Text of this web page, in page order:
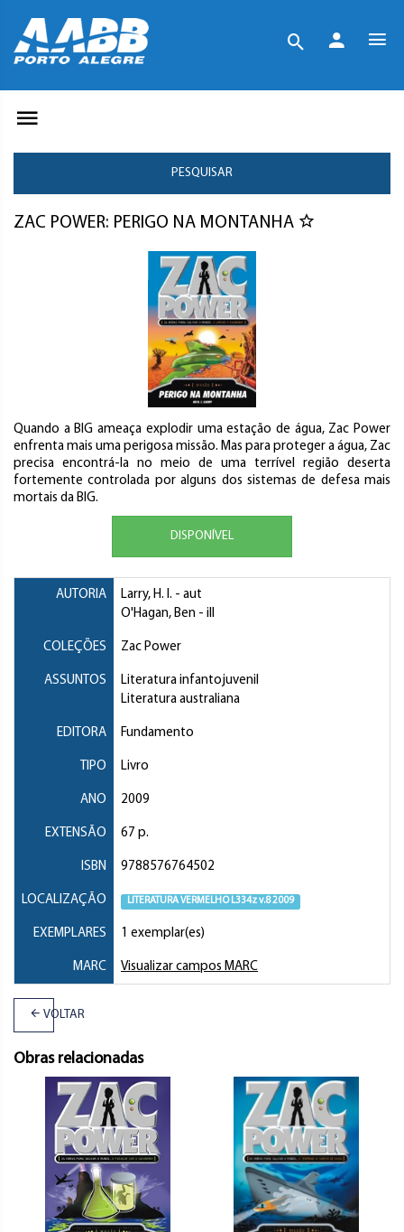
PESQUISAR
ZAC POWER: PERIGO NA MONTANHA
Quando a BIG ameaça explodir uma estação de água, Zac Power
enfrenta mais uma perigosa missão. Mas para proteger a água, Zac
precisa encontrá-la no meio de uma terrível região deserta
fortemente controlada por alguns dos sistemas de defesa mais
mortais da BIG.
DISPONÍVEL
AUTORIA Larry, H. I. - aut
O'Hagan, Ben - ill
COLEÇÕES Zac Power
ASSUNTOS
Literatura infantojuvenil
Literatura australiana
EDITORA Fundamento
TIPO Livro
ANO 2009
EXTENSÃO 67 p.
ISBN 9788576764502
LOCALIZAÇÃO LITERATURA VERMELHO L334z v.8 2009
EXEMPLARES 1 exemplar(es)
MARC Visualizar campos MARC
VOLTAR
Obras relacionadas